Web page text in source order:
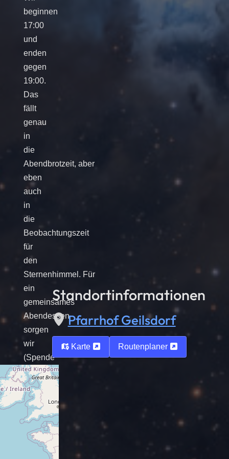
beginnen
17:00
und
enden
gegen
19:00.
Das
fällt
genau
in
die
Abendbrotzeit, aber
eben
auch
in
die
Beobachtungszeit
für
den
Sternenhimmel. Für
ein
gemeinsames
Abendessen
sorgen
wir
(Spende
erbeten).
Wir
freuen
uns
auf
Standortinformationen
Pfarrhof Geilsdorf
Karte Routenplaner